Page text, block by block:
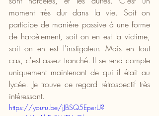
moment très dur dans la vie. Soit on
participe de manière passive à une forme
de harcèlement, soit on en est la victime,
soit on en est l'instigateur. Mais en tout
cas, c'est assez tranché. Il se rend compte
uniquement maintenant de qui il était au
lycée. Je trouve ce regard rétrospectif très
intéressant.
https://youtu.be/jJBSQ5EperU?